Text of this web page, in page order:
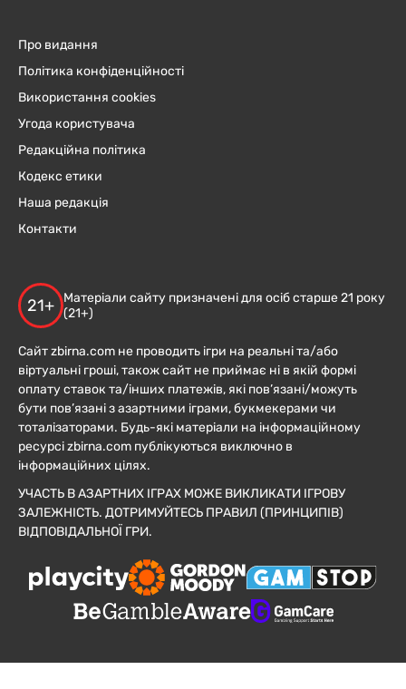
Про видання
Політика конфіденційності
Використання cookies
Угода користувача
Редакційна політика
Кодекс етики
Наша редакція
Контакти
21+
Матеріали сайту призначені для осіб старше 21 року
(21+)
Сайт zbirna.com не проводить ігри на реальні та/або
віртуальні гроші, також сайт не приймає ні в якій формі
оплату ставок та/інших платежів, які пов’язані/можуть
бути пов’язані з азартними іграми, букмекерами чи
тоталізаторами. Будь-які матеріали на інформаційному
ресурсі zbirna.com публікуються виключно в
інформаційних цілях.
УЧАСТЬ В АЗАРТНИХ ІГРАХ МОЖЕ ВИКЛИКАТИ ІГРОВУ
ЗАЛЕЖНІСТЬ. ДОТРИМУЙТЕСЬ ПРАВИЛ (ПРИНЦИПІВ)
ВІДПОВІДАЛЬНОЇ ГРИ.